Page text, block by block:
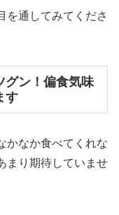
を通してみてくださ
グン！偏食気味
す
かなか食べてくれな
まり期待していませ